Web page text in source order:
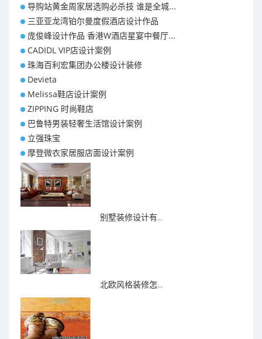
导购站黄金周家居选购必杀技 谁是全城...
三亚亚龙湾铂尔曼度假酒店设计作品
庞俊峰设计作品 香港W酒店星宴中餐厅...
CADIDL VIP店设计案例
珠海百利宏集团办公楼设计装修
Devieta
Melissa鞋店设计案例
ZIPPING 时尚鞋店
巴鲁特男装轻奢生活馆设计案例
立强珠宝
摩登微衣家居服店面设计案例
别墅装修设计有...
北欧风格装修怎...